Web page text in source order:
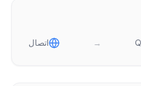
→ اتصال